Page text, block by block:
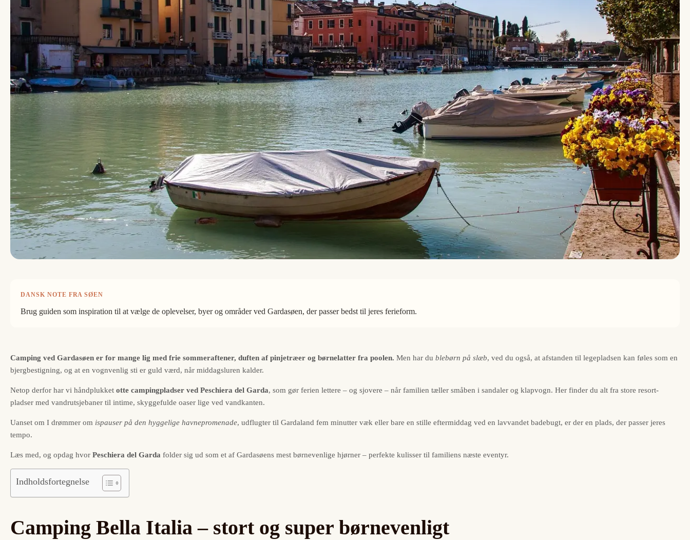
DANSK NOTE FRA SØEN
Brug guiden som inspiration til at vælge de oplevelser, byer og områder ved Gardasøen, der passer bedst til jeres ferieform.
Camping ved Gardasøen er for mange lig med frie sommeraftener, duften af pinjetræer og børnelatter fra poolen. Men har du blebørn på slæb, ved du også, at afstanden til legepladsen kan føles som en
bjergbestigning, og at en vognvenlig sti er guld værd, når middagsluren kalder.
Netop derfor har vi håndplukket otte campingpladser ved Peschiera del Garda, som gør ferien lettere – og sjovere – når familien tæller småben i sandaler og klapvogn. Her finder du alt fra store resort-
pladser med vandrutsjebaner til intime, skyggefulde oaser lige ved vandkanten.
Uanset om I drømmer om ispauser på den hyggelige havnepromenade, udflugter til Gardaland fem minutter væk eller bare en stille eftermiddag ved en lavvandet badebugt, er der en plads, der passer jeres
tempo.
Læs med, og opdag hvor Peschiera del Garda folder sig ud som et af Gardasøens mest børnevenlige hjørner – perfekte kulisser til familiens næste eventyr.
Indholdsfortegnelse
Camping Bella Italia – stort og super børnevenligt